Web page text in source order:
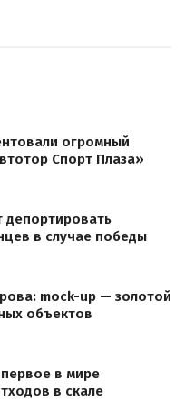
огромный
Спорт Плаза»
депортировать
в случае победы
mock-up — золотой
объектов
в мире
в скале